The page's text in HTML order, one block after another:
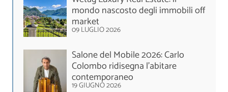
mondo nascosto degli immobili off
market
09 LUGLIO 2026
Salone del Mobile 2026: Carlo
Colombo ridisegna l’abitare
contemporaneo
19 GIUGNO 2026